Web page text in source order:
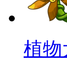
植物